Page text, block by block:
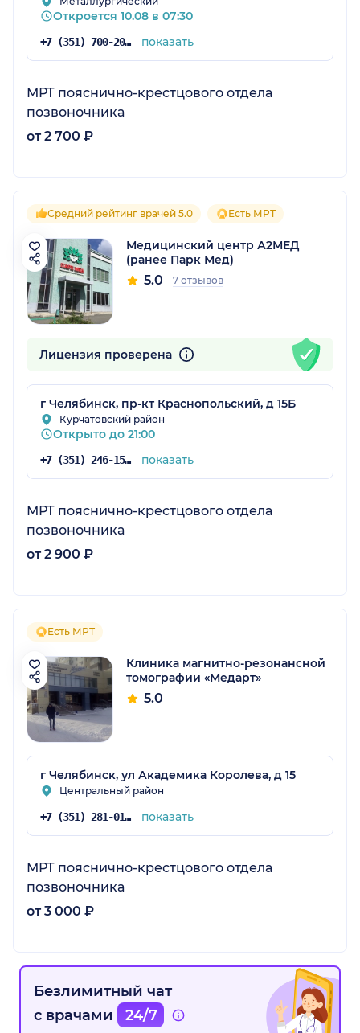
Откроется 10.08 в 07:30
+7 (351) 700-20-20 показать
МРТ пояснично-крестцового отдела
позвоночника
от 2 700 ₽
Средний рейтинг врачей 5.0 Есть МРТ
Медицинский центр А2МЕД
(ранее Парк Мед)
5.0 7 отзывов
Лицензия проверена
г Челябинск, пр-кт Краснопольский, д 15Б
Курчатовский район
Открыто до 21:00
+7 (351) 246-15-15 показать
МРТ пояснично-крестцового отдела
позвоночника
от 2 900 ₽
Есть МРТ
Клиника магнитно-резонансной
томографии «Медарт»
5.0
г Челябинск, ул Академика Королева, д 15
Центральный район
+7 (351) 281-01-81 показать
МРТ пояснично-крестцового отдела
позвоночника
от 3 000 ₽
Безлимитный чат
с врачами
24/7